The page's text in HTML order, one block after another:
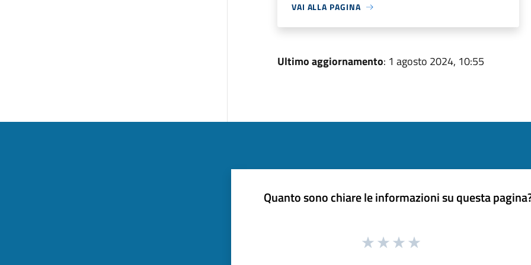
VAI ALLA PAGINA
Ultimo aggiornamento: 1 agosto 2024, 10:55
Quanto sono chiare le informazioni su questa